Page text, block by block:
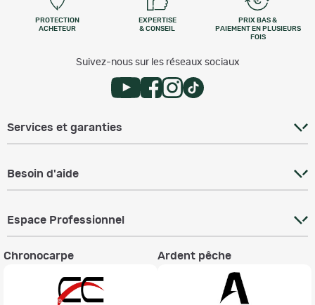
PROTECTION
ACHETEUR
EXPERTISE
& CONSEIL
PRIX BAS &
PAIEMENT EN PLUSIEURS
FOIS
Suivez-nous sur les réseaux sociaux
Services et garanties
Besoin d'aide
Espace Professionnel
Chronocarpe Ardent pêche